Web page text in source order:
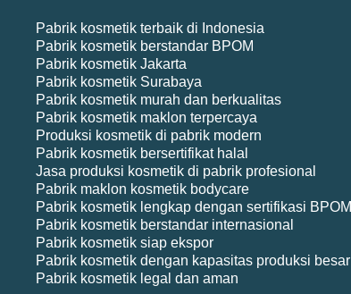
Pabrik kosmetik terbaik di Indonesia
Pabrik kosmetik berstandar BPOM
Pabrik kosmetik Jakarta
Pabrik kosmetik Surabaya
Pabrik kosmetik murah dan berkualitas
Pabrik kosmetik maklon terpercaya
Produksi kosmetik di pabrik modern
Pabrik kosmetik bersertifikat halal
Jasa produksi kosmetik di pabrik profesional
Pabrik maklon kosmetik bodycare
Pabrik kosmetik lengkap dengan sertifikasi BPOM
Pabrik kosmetik berstandar internasional
Pabrik kosmetik siap ekspor
Pabrik kosmetik dengan kapasitas produksi besar
Pabrik kosmetik legal dan aman